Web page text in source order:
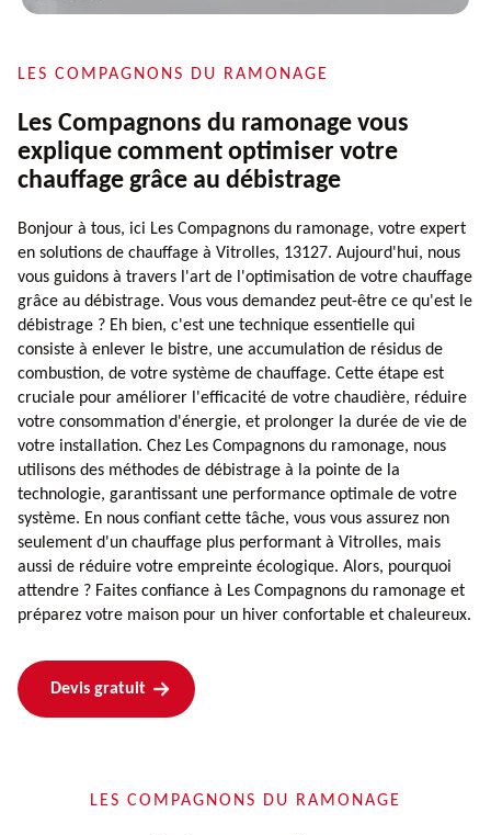
LES COMPAGNONS DU RAMONAGE
Les Compagnons du ramonage vous
explique comment optimiser votre
chauffage grâce au débistrage
Bonjour à tous, ici Les Compagnons du ramonage, votre expert
en solutions de chauffage à Vitrolles, 13127. Aujourd'hui, nous
vous guidons à travers l'art de l'optimisation de votre chauffage
grâce au débistrage. Vous vous demandez peut-être ce qu'est le
débistrage ? Eh bien, c'est une technique essentielle qui
consiste à enlever le bistre, une accumulation de résidus de
combustion, de votre système de chauffage. Cette étape est
cruciale pour améliorer l'efficacité de votre chaudière, réduire
votre consommation d'énergie, et prolonger la durée de vie de
votre installation. Chez Les Compagnons du ramonage, nous
utilisons des méthodes de débistrage à la pointe de la
technologie, garantissant une performance optimale de votre
système. En nous confiant cette tâche, vous vous assurez non
seulement d'un chauffage plus performant à Vitrolles, mais
aussi de réduire votre empreinte écologique. Alors, pourquoi
attendre ? Faites confiance à Les Compagnons du ramonage et
préparez votre maison pour un hiver confortable et chaleureux.
Devis gratuit
LES COMPAGNONS DU RAMONAGE